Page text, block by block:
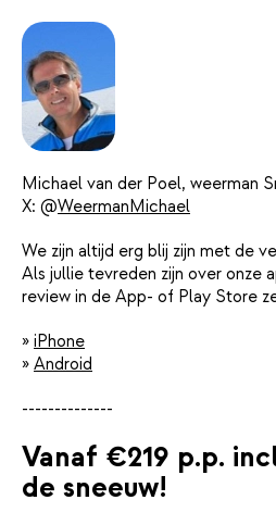
Michael van der Poel, weerman
X: @WeermanMichael
We zijn altijd erg blij zijn met de
Als jullie tevreden zijn over onze
review in de App- of Play Store
» iPhone
» Android
--------------
Vanaf €219 p.p.
de sneeuw!